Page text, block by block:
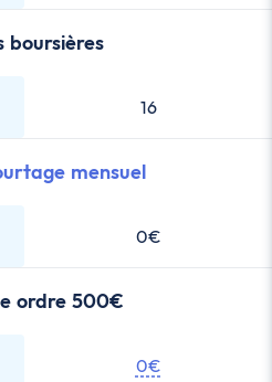
boursières
16
mensuel
0€
ordre 500€
0€